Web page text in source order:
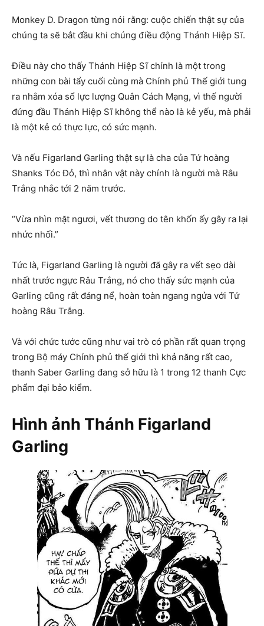
Monkey D. Dragon từng nói rằng: cuộc chiến thật sự của
chúng ta sẽ bắt đầu khi chúng điều động Thánh Hiệp Sĩ.
Điều này cho thấy Thánh Hiệp Sĩ chính là một trong
những con bài tẩy cuối cùng mà Chính phủ Thế giới tung
ra nhằm xóa sổ lực lượng Quân Cách Mạng, vì thế người
đứng đầu Thánh Hiệp Sĩ không thể nào là kẻ yếu, mà phải
là một kẻ có thực lực, có sức mạnh.
Và nếu Figarland Garling thật sự là cha của Tứ hoàng
Shanks Tóc Đỏ, thì nhân vật này chính là người mà Râu
Trắng nhắc tới 2 năm trước.
“Vừa nhìn mặt ngươi, vết thương do tên khốn ấy gây ra lại
nhức nhối.”
Tức là, Figarland Garling là người đã gây ra vết sẹo dài
nhất trước ngực Râu Trắng, nó cho thấy sức mạnh của
Garling cũng rất đáng nể, hoàn toàn ngang ngửa với Tứ
hoàng Râu Trắng.
Và với chức tước cũng như vai trò có phần rất quan trọng
trong Bộ máy Chính phủ thế giới thì khả năng rất cao,
thanh Saber Garling đang sở hữu là 1 trong 12 thanh Cực
phẩm đại bảo kiểm.
Hình ảnh Thánh Figarland
Garling